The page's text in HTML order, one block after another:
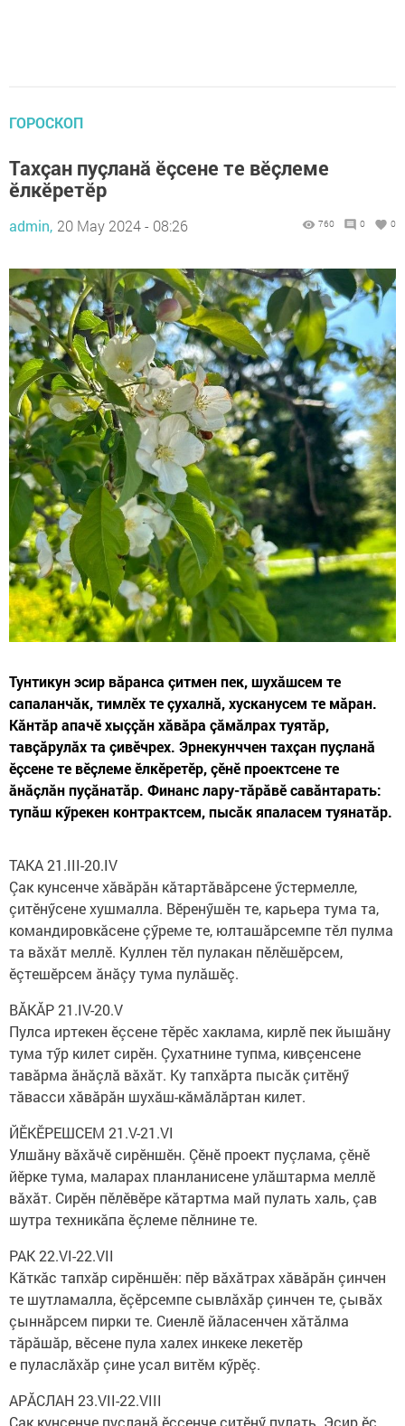
ГОРОСКОП
Тахçан пуçланă ӗçсене те вӗçлеме
ӗлкӗретӗр
admin, 20 May 2024 - 08:26 760 0 0
Тунтикун эсир вăранса çитмен пек, шухăшсем те
сапаланчăк, тимлӗх те çухалнă, хусканусем те мăран.
Кăнтăр апачӗ хыççăн хăвăра çăмăлрах туятăр,
тавçăрулăх та çивӗчрех. Эрнекунччен тахçан пуçланă
ӗçсене те вӗçлеме ӗлкӗретӗр, çӗнӗ проектсене те
ăнăçлăн пуçăнатăр. Финанс лару-тăрăвӗ савăнтарать:
тупăш кӳрекен контрактсем, пысăк япаласем туянатăр.
ТАКА 21.III-20.IV
Çак кунсенче хăвăрăн кăтартăвăрсене ӳстермелле,
çитӗнӳсене хушмалла. Вӗренӳшӗн те, карьера тума та,
командировкăсене çӳреме те, юлташăрсемпе тӗл пулма
та вăхăт меллӗ. Куллен тӗл пулакан пӗлӗшӗрсем,
ӗçтешӗрсем ăнăçу тума пулăшӗç.
ВĂКĂР 21.IV-20.V
Пулса иртекен ӗçсене тӗрӗс хаклама, кирлӗ пек йышăну
тума тӳр килет сирӗн. Çухатнине тупма, кивçенсене
тавăрма ăнăçлă вăхăт. Ку тапхăрта пысăк çитӗнӳ
тăвасси хăвăрăн шухăш-кăмăлăртан килет.
ЙӖКӖРЕШСЕМ 21.V-21.VI
Улшăну вăхăчӗ сирӗншӗн. Çӗнӗ проект пуçлама, çӗнӗ
йӗрке тума, маларах планланисене улăштарма меллӗ
вăхăт. Сирӗн пӗлӗвӗре кăтартма май пулать халь, çав
шутра техникăпа ӗçлеме пӗлнине те.
РАК 22.VI-22.VII
Кăткăс тапхăр сирӗншӗн: пӗр вăхăтрах хăвăрăн çинчен
те шутламалла, ӗçӗрсемпе сывлăхăр çинчен те, çывăх
çыннăрсем пирки те. Сиенлӗ йăласенчен хăтăлма
тăрăшăр, вӗсене пула халех инкеке лекетӗр
е пуласлăхăр çине усал витӗм кӳрӗç.
АРĂСЛАН 23.VII-22.VIII
Çак кунсенче пуçланă ӗçсенче çитӗнӳ пулать. Эсир ӗç